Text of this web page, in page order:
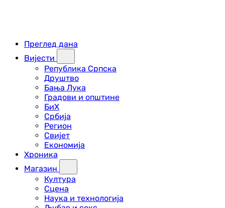
Преглед дана
Вијести
Република Српска
Друштво
Бања Лука
Градови и општине
БиХ
Србија
Регион
Свијет
Економија
Хроника
Магазин
Култура
Сцена
Наука и технологија